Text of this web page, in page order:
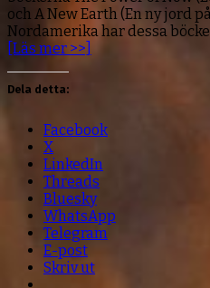
och A New Earth (En ny jord
Nordamerika har dessa
[Läs mer >>]
Dela detta:
Facebook
X
LinkedIn
Threads
Bluesky
WhatsApp
Telegram
E-post
Skriv ut